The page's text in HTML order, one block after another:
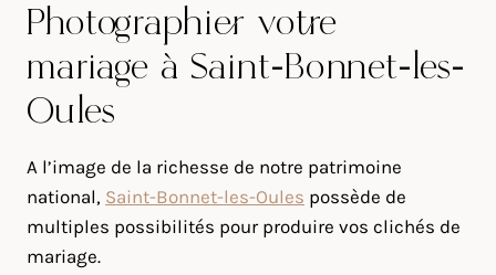
Photographier votre
mariage à Saint-Bonnet-les-
Oules
A l’image de la richesse de notre patrimoine
national, Saint-Bonnet-les-Oules possède de
multiples possibilités pour produire vos clichés de
mariage.